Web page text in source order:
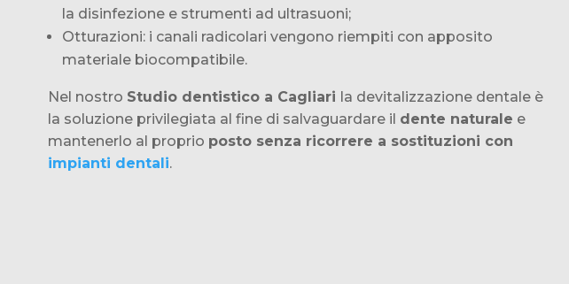
la disinfezione e strumenti ad ultrasuoni;
Otturazioni: i canali radicolari vengono riempiti con apposito
materiale biocompatibile.
Nel nostro Studio dentistico a Cagliari la devitalizzazione dentale è
la soluzione privilegiata al fine di salvaguardare il dente naturale e
mantenerlo al proprio posto senza ricorrere a sostituzioni con
impianti dentali.